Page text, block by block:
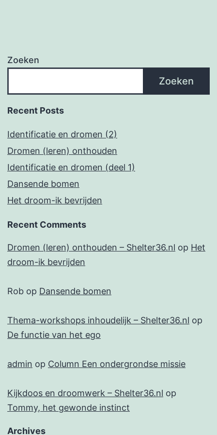
Zoeken
Zoeken
Recent Posts
Identificatie en dromen (2)
Dromen (leren) onthouden
Identificatie en dromen (deel 1)
Dansende bomen
Het droom-ik bevrijden
Recent Comments
Dromen (leren) onthouden – Shelter36.nl op Het
droom-ik bevrijden
Rob op Dansende bomen
Thema-workshops inhoudelijk – Shelter36.nl op
De functie van het ego
admin op Column Een ondergrondse missie
Kijkdoos en droomwerk – Shelter36.nl op
Tommy, het gewonde instinct
Archives